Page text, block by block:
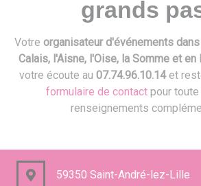
grands
Votre organisateur d'événements
Calais, l'Aisne, l'Oise, la Somme et en
votre écoute au 07.74.96.10.14et
formulaire de contact pour
renseignements
59350 Saint-André-lez-Lille